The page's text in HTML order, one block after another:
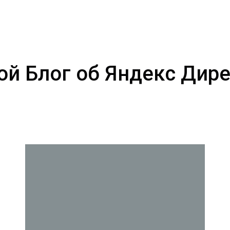
Блог об Яндекс